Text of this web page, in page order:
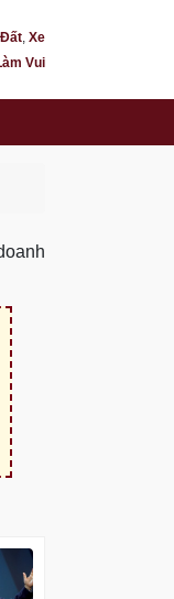
Đất, Xe
Vui